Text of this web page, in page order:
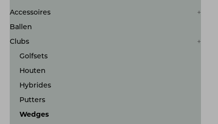
Accessoires
Ballen
Clubs
Golfsets
Houten
Hybrides
Putters
Wedges